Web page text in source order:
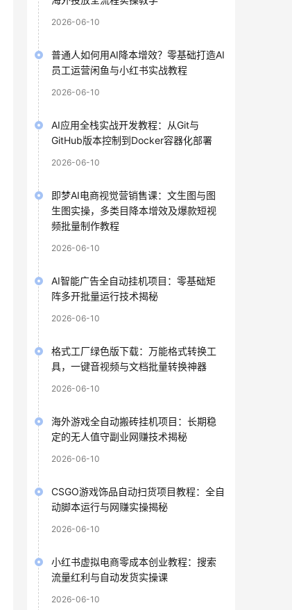
2026-06-10
普通人如何用AI降本增效？零基础打造AI
员工运营闲鱼与小红书实战教程
2026-06-10
AI应用全栈实战开发教程：从Git与
GitHub版本控制到Docker容器化部署
2026-06-10
即梦AI电商视觉营销售课：文生图与图
生图实操，多类目降本增效及爆款短视
频批量制作教程
2026-06-10
AI智能广告全自动挂机项目：零基础矩
阵多开批量运行技术揭秘
2026-06-10
格式工厂绿色版下载：万能格式转换工
具，一键音视频与文档批量转换神器
2026-06-10
海外游戏全自动搬砖挂机项目：长期稳
定的无人值守副业网赚技术揭秘
2026-06-10
CSGO游戏饰品自动扫货项目教程：全自
动脚本运行与网赚实操揭秘
2026-06-10
小红书虚拟电商零成本创业教程：搜索
流量红利与自动发货实操课
2026-06-10